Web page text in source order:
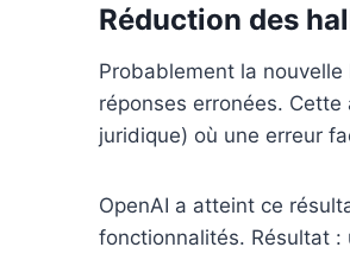
Réduction des
Probablement la nouvelle
réponses erronées.
juridique) où une erreur
OpenAI a atteint ce
fonctionnalités. Résultat